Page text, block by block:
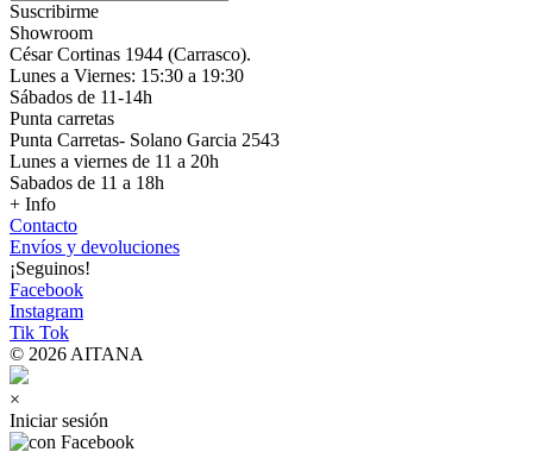
Suscribirme
Showroom
César Cortinas 1944 (Carrasco).
Lunes a Viernes: 15:30 a 19:30
Sábados de 11-14h
Punta carretas
Punta Carretas- Solano Garcia 2543
Lunes a viernes de 11 a 20h
Sabados de 11 a 18h
+ Info
Contacto
Envíos y devoluciones
¡Seguinos!
Facebook
Instagram
Tik Tok
© 2026 AITANA
×
Iniciar sesión